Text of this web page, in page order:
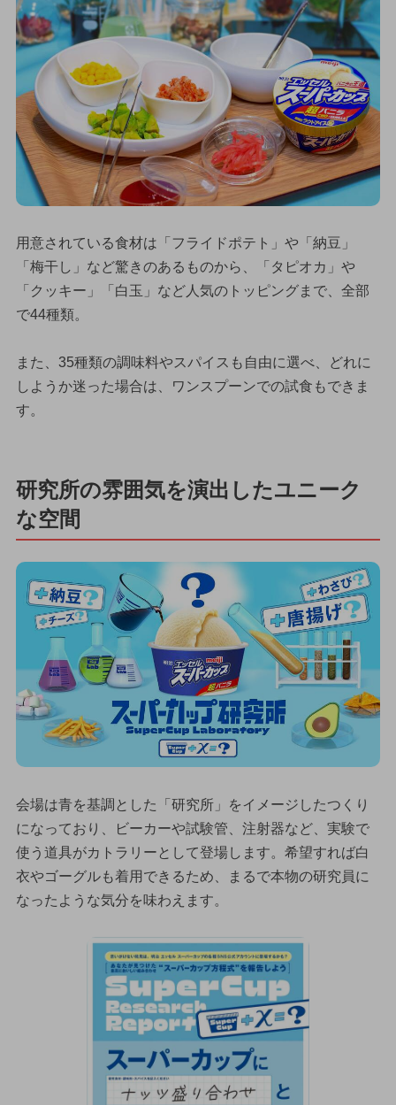
用意されている食材は「フライドポテト」や「納豆」
「梅干し」など驚きのあるものから、「タピオカ」や
「クッキー」「白玉」など人気のトッピングまで、全部
で44種類。
また、35種類の調味料やスパイスも自由に選べ、どれに
しようか迷った場合は、ワンスプーンでの試食もできま
す。
研究所の雰囲気を演出したユニーク
な空間
会場は青を基調とした「研究所」をイメージしたつくり
になっており、ビーカーや試験管、注射器など、実験で
使う道具がカトラリーとして登場します。希望すれば白
衣やゴーグルも着用できるため、まるで本物の研究員に
なったような気分を味わえます。